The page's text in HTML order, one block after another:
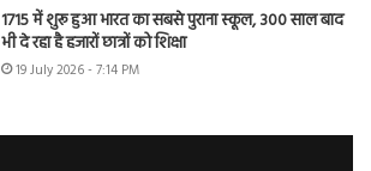
1715 में शुरू हुआ भारत का सबसे पुराना स्कूल, 300 साल बाद
भी दे रहा है हजारों छात्रों को शिक्षा
19 July 2026 - 7:14 PM